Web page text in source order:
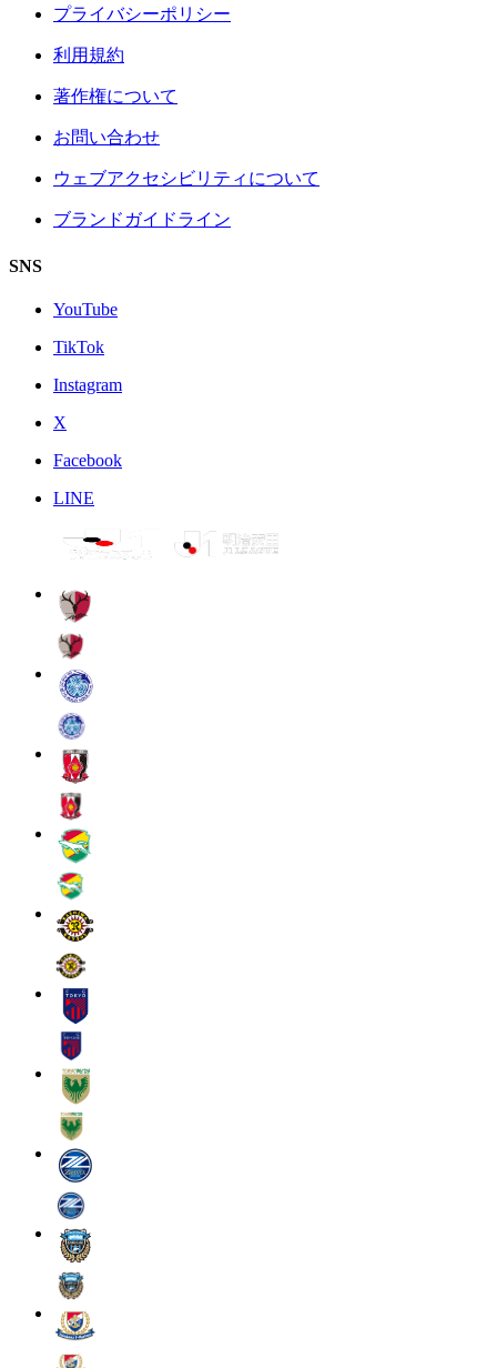
プライバシーポリシー
利用規約
著作権について
お問い合わせ
ウェブアクセシビリティについて
ブランドガイドライン
SNS
YouTube
TikTok
Instagram
X
Facebook
LINE